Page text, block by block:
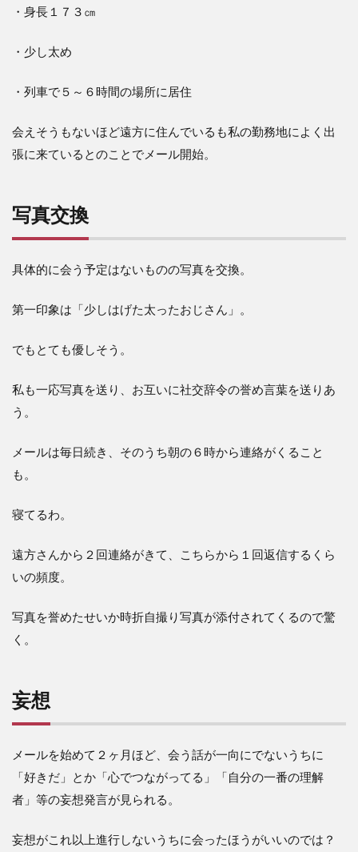
・身長１７３㎝
・少し太め
・列車で５～６時間の場所に居住
会えそうもないほど遠方に住んでいるも私の勤務地によく出
張に来ているとのことでメール開始。
写真交換
具体的に会う予定はないものの写真を交換。
第一印象は「少しはげた太ったおじさん」。
でもとても優しそう。
私も一応写真を送り、お互いに社交辞令の誉め言葉を送りあ
う。
メールは毎日続き、そのうち朝の６時から連絡がくること
も。
寝てるわ。
遠方さんから２回連絡がきて、こちらから１回返信するくら
いの頻度。
写真を誉めたせいか時折自撮り写真が添付されてくるので驚
く。
妄想
メールを始めて２ヶ月ほど、会う話が一向にでないうちに
「好きだ」とか「心でつながってる」「自分の一番の理解
者」等の妄想発言が見られる。
妄想がこれ以上進行しないうちに会ったほうがいいのでは？